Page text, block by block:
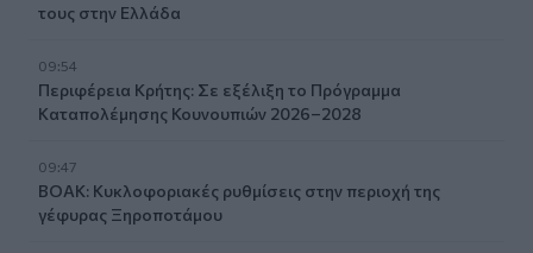
τους στην Ελλάδα
09:54
Περιφέρεια Κρήτης: Σε εξέλιξη το Πρόγραμμα
Καταπολέμησης Κουνουπιών 2026–2028
09:47
ΒΟΑΚ: Κυκλοφοριακές ρυθμίσεις στην περιοχή της
γέφυρας Ξηροποτάμου